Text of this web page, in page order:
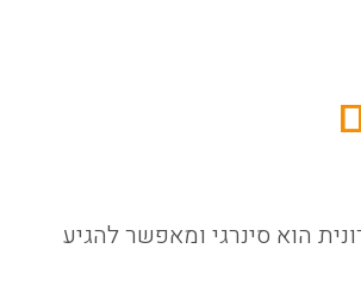
הוא סינרגי ומאפשר להגיע